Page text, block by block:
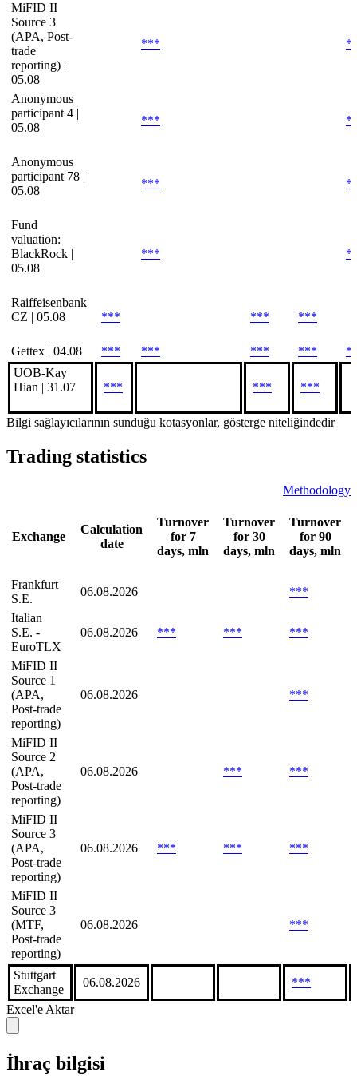
MiFID II
Source 3
(APA, Post-
trade
reporting) |
05.08
***
Anonymous
participant 4 |
05.08
***
Anonymous
participant 78 |
05.08
***
Fund
valuation:
BlackRock |
05.08
***
Raiffeisenbank
CZ | 05.08
*** *** ***
Gettex | 04.08 *** *** *** ***
UOB-Kay
Hian | 31.07
*** *** ***
Bilgi sağlayıcılarının sunduğu kotasyonlar, gösterge niteliğindedir
Trading statistics
Methodology
Exchange
Calculation
date
Turnover
for 7
days, mln
Turnover
for 30
days, mln
Turnover
for 90
days, mln
Frankfurt
S.E.
06.08.2026
***
Italian
S.E. -
EuroTLX
06.08.2026 *** *** ***
MiFID II
Source 1
(APA,
Post-trade
reporting)
06.08.2026 ***
MiFID II
Source 2
(APA,
Post-trade
reporting)
06.08.2026 *** ***
MiFID II
Source 3
(APA,
Post-trade
reporting)
06.08.2026 *** *** ***
MiFID II
Source 3
(MTF,
Post-trade
reporting)
06.08.2026 ***
Stuttgart
Exchange
06.08.2026
***
Excel'e Aktar
İhraç bilgisi